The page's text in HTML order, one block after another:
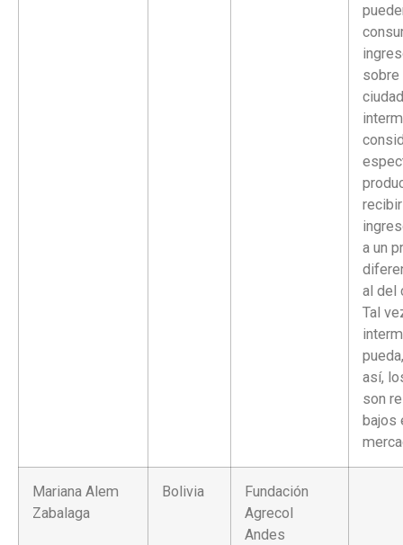
sobre
a un
al del
Tal
así,
son
bajos
Mariana Alem
Zabalaga
Bolivia
Fundación
Agrecol
Andes